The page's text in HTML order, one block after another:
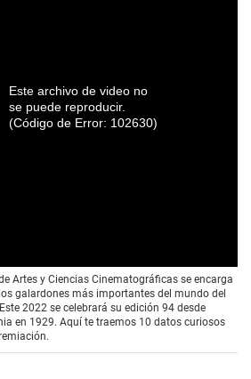
Este archivo de video no
se puede reproducir.
(Código de Error: 102630)
Artes y Ciencias Cinematográficas se encarga
galardones más importantes del mundo del
2022 se celebrará su edición 94 desde
en 1929. Aquí te traemos 10 datos curiosos